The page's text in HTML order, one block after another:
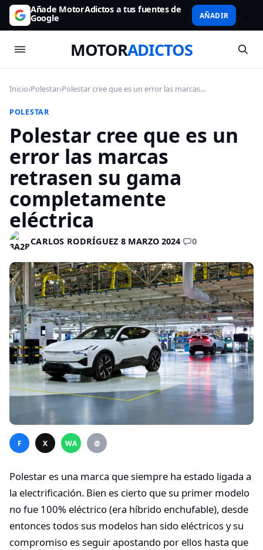
Añade MotorAdictos a tus fuentes de
Google AÑADIR
MOTORADICTOS
Inicio›Polestar›Polestar cree que es un error las marcas...
POLESTAR
Polestar cree que es un
error las marcas
retrasen su gama
completamente
eléctrica
CARLOS RODRÍGUEZ·8 MARZO 2024· 0
F X WA @
Polestar es una marca que siempre ha estado ligada a
la electrificación. Bien es cierto que su primer modelo
no fue 100% eléctrico (era híbrido enchufable), desde
entonces todos sus modelos han sido eléctricos y su
compromiso es seguir apostando por ellos hasta que